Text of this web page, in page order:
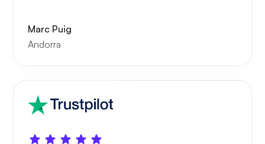
Playtube
Marc Puig
Andorra